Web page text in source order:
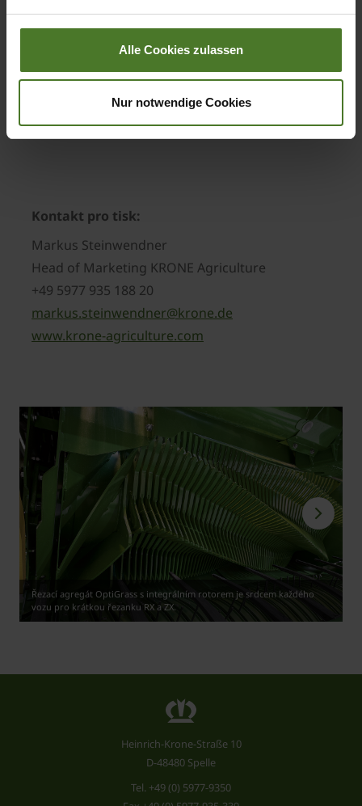
Alle Cookies zulassen
Nur notwendige Cookies
OptiGrass umožňuje spolu s dalšími technickými
finesami vozům pro krátkou řezanku RX a ZX
z profi segmentu dosáhnout dosud nedostižnou
kvalitu píce při maximální hltnosti.
Kontakt pro tisk:
Markus Steinwendner
Head of Marketing KRONE Agriculture
+49 5977 935 188 20
markus.steinwendner@krone.de
www.krone-agriculture.com
Řezací agregát OptiGrass s integrálním rotorem je srdcem každého
vozu pro krátkou řezanku RX a ZX.
Heinrich-Krone-Straße 10
D-48480 Spelle
Tel. +49 (0) 5977-9350